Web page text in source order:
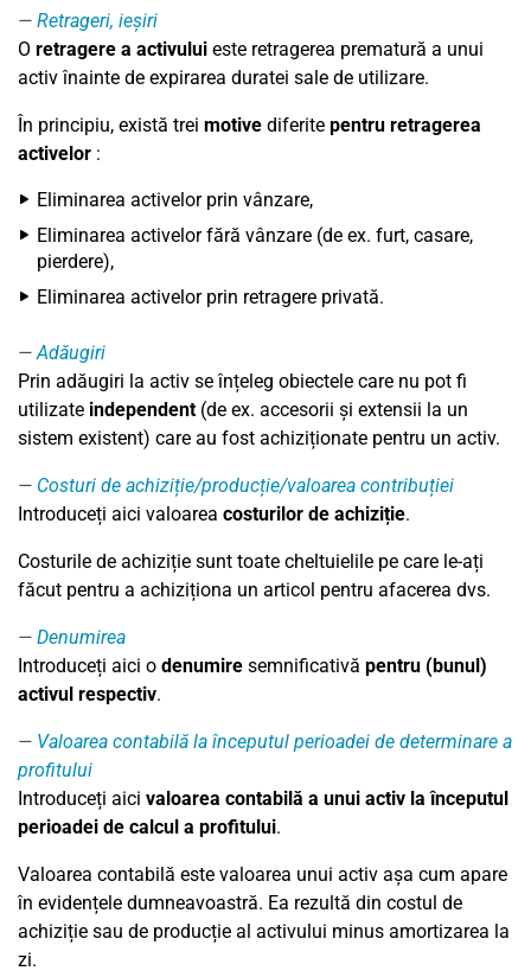
Retrageri, ieșiri
O retragere a activului este retragerea prematură a unui
activ înainte de expirarea duratei sale de utilizare.
În principiu, există trei motive diferite pentru retragerea
activelor :
Eliminarea activelor prin vânzare,
Eliminarea activelor fără vânzare (de ex. furt, casare,
pierdere),
Eliminarea activelor prin retragere privată.
Adăugiri
Prin adăugiri la activ se înțeleg obiectele care nu pot fi
utilizate independent(de ex. accesorii și extensii la un
sistem existent) care au fost achiziționate pentru un activ.
Costuri de achiziție/producție/valoarea contribuției
Introduceți aici valoarea costurilor de achiziție.
Costurile de achiziție sunt toate cheltuielile pe care le-ați
făcut pentru a achiziționa un articol pentru afacerea dvs.
Denumirea
Introduceți aici o denumire semnificativă pentru (bunul)
activul respectiv.
Valoarea contabilă la începutul perioadei de determinare a
profitului
Introduceți aici valoarea contabilă a unui activ la începutul
perioadei de calcul a profitului.
Valoarea contabilă este valoarea unui activ așa cum apare
în evidențele dumneavoastră. Ea rezultă din costul de
achiziție sau de producție al activului minus amortizarea la
zi.